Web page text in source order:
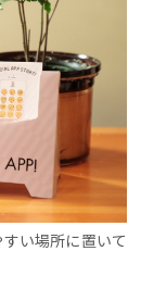
い場所に置いて